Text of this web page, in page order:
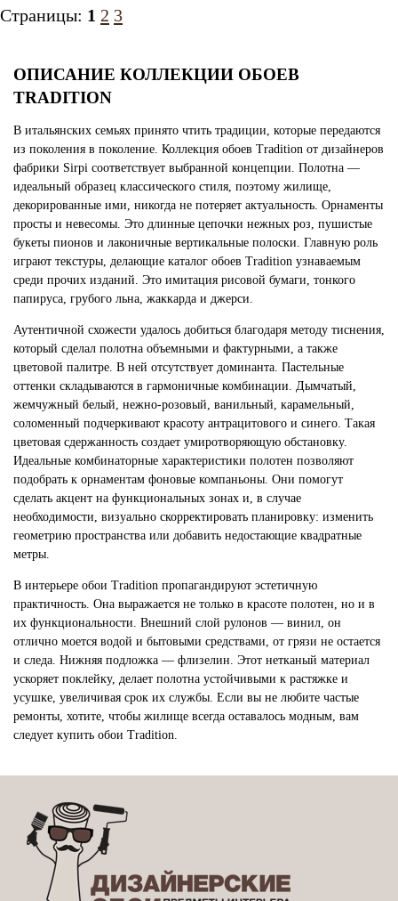
Страницы: 1 2 3
ОПИСАНИЕ КОЛЛЕКЦИИ ОБОЕВ
TRADITION
В итальянских семьях принято чтить традиции, которые передаются
из поколения в поколение. Коллекция обоев Tradition от дизайнеров
фабрики Sirpi соответствует выбранной концепции. Полотна —
идеальный образец классического стиля, поэтому жилище,
декорированные ими, никогда не потеряет актуальность. Орнаменты
просты и невесомы. Это длинные цепочки нежных роз, пушистые
букеты пионов и лаконичные вертикальные полоски. Главную роль
играют текстуры, делающие каталог обоев Tradition узнаваемым
среди прочих изданий. Это имитация рисовой бумаги, тонкого
папируса, грубого льна, жаккарда и джерси.
Аутентичной схожести удалось добиться благодаря методу тиснения,
который сделал полотна объемными и фактурными, а также
цветовой палитре. В ней отсутствует доминанта. Пастельные
оттенки складываются в гармоничные комбинации. Дымчатый,
жемчужный белый, нежно-розовый, ванильный, карамельный,
соломенный подчеркивают красоту антрацитового и синего. Такая
цветовая сдержанность создает умиротворяющую обстановку.
Идеальные комбинаторные характеристики полотен позволяют
подобрать к орнаментам фоновые компаньоны. Они помогут
сделать акцент на функциональных зонах и, в случае
необходимости, визуально скорректировать планировку: изменить
геометрию пространства или добавить недостающие квадратные
метры.
В интерьере обои Tradition пропагандируют эстетичную
практичность. Она выражается не только в красоте полотен, но и в
их функциональности. Внешний слой рулонов — винил, он
отлично моется водой и бытовыми средствами, от грязи не остается
и следа. Нижняя подложка — флизелин. Этот нетканый материал
ускоряет поклейку, делает полотна устойчивыми к растяжке и
усушке, увеличивая срок их службы. Если вы не любите частые
ремонты, хотите, чтобы жилище всегда оставалось модным, вам
следует купить обои Tradition.